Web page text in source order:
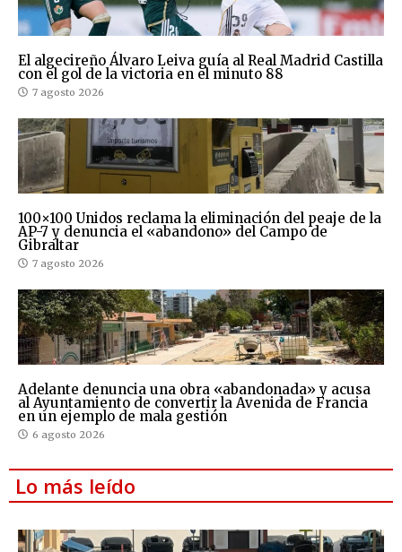
El algecireño Álvaro Leiva guía al Real Madrid Castilla
con el gol de la victoria en el minuto 88
7 agosto 2026
100×100 Unidos reclama la eliminación del peaje de la
AP-7 y denuncia el «abandono» del Campo de
Gibraltar
7 agosto 2026
Adelante denuncia una obra «abandonada» y acusa
al Ayuntamiento de convertir la Avenida de Francia
en un ejemplo de mala gestión
6 agosto 2026
Lo más leído